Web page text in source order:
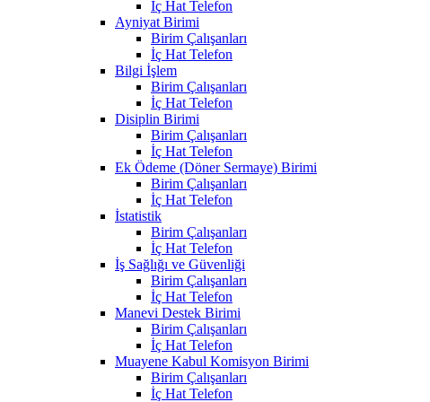
İç Hat Telefon
Ayniyat Birimi
Birim Çalışanları
İç Hat Telefon
Bilgi İşlem
Birim Çalışanları
İç Hat Telefon
Disiplin Birimi
Birim Çalışanları
İç Hat Telefon
Ek Ödeme (Döner Sermaye) Birimi
Birim Çalışanları
İç Hat Telefon
İstatistik
Birim Çalışanları
İç Hat Telefon
İş Sağlığı ve Güvenliği
Birim Çalışanları
İç Hat Telefon
Manevi Destek Birimi
Birim Çalışanları
İç Hat Telefon
Muayene Kabul Komisyon Birimi
Birim Çalışanları
İç Hat Telefon